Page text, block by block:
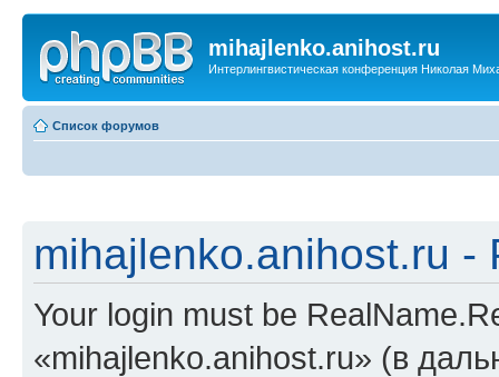
mihajlenko.anihost.ru
Интерлингвистическая конференция Николая
Список форумов
mihajlenko.anihost.ru -
Your login must be
«mihajlenko.anihost.ru» (в